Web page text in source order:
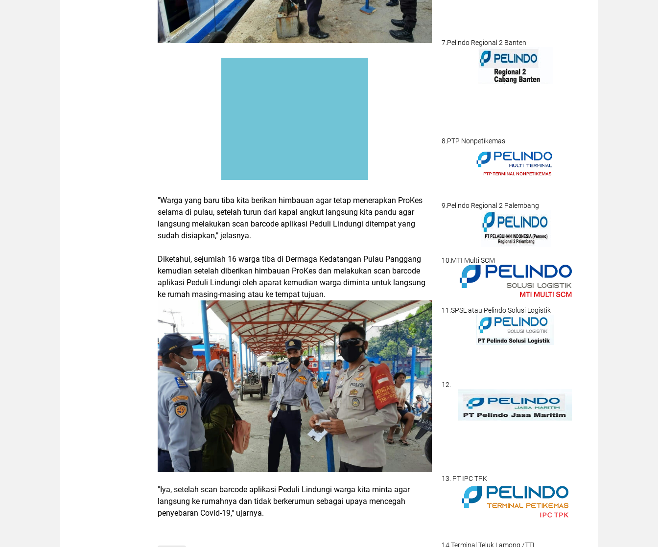
"Warga yang baru tiba kita berikan himbauan agar tetap menerapkan ProKes
selama di pulau, setelah turun dari kapal angkut langsung kita pandu agar
langsung melakukan scan barcode aplikasi Peduli Lindungi ditempat yang
sudah disiapkan," jelasnya.
Diketahui, sejumlah 16 warga tiba di Dermaga Kedatangan Pulau Panggang
kemudian setelah diberikan himbauan ProKes dan melakukan scan barcode
aplikasi Peduli Lindungi oleh aparat kemudian warga diminta untuk langsung
ke rumah masing-masing atau ke tempat tujuan.
"Iya, setelah scan barcode aplikasi Peduli Lindungi warga kita minta agar
langsung ke rumahnya dan tidak berkerumun sebagai upaya mencegah
penyebaran Covid-19," ujarnya.
7.Pelindo Regional 2 Banten
8.PTP Nonpetikemas
9.Pelindo Regional 2 Palembang
10.MTI Multi SCM
11.SPSL atau Pelindo Solusi Logistik
12.
13. PT IPC TPK
14.Terminal Teluk Lamong /TTL